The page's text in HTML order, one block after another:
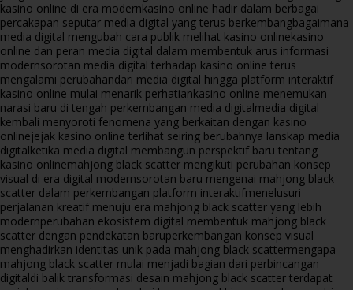
kasino online di era modernkasino online hadir dalam berbagai
percakapan seputar media digital yang terus berkembangbagaimana
media digital mengubah cara publik melihat kasino onlinekasino
online dan peran media digital dalam membentuk arus informasi
modernsorotan media digital terhadap kasino online terus
mengalami perubahandari media digital hingga platform interaktif
kasino online mulai menarik perhatiankasino online menemukan
narasi baru di tengah perkembangan media digitalmedia digital
kembali menyoroti fenomena yang berkaitan dengan kasino
onlinejejak kasino online terlihat seiring berubahnya lanskap media
digitalketika media digital membangun perspektif baru tentang
kasino onlinemahjong black scatter mengikuti perubahan konsep
visual di era digital modernsorotan baru mengenai mahjong black
scatter dalam perkembangan platform interaktifmenelusuri
perjalanan kreatif menuju era mahjong black scatter yang lebih
modernperubahan ekosistem digital membentuk mahjong black
scatter dengan pendekatan baruperkembangan konsep visual
menghadirkan identitas unik pada mahjong black scattermengapa
mahjong black scatter mulai menjadi bagian dari perbincangan
digitaldi balik transformasi desain mahjong black scatter terdapat